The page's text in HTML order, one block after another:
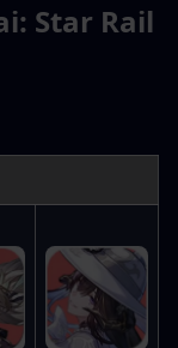
Star Rail